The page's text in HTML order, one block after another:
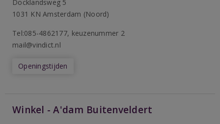
Docklandsweg 5
1031 KN Amsterdam (Noord)
Tel:085-4862177, keuzenummer 2
mail@vindict.nl
Openingstijden
Winkel - A'dam Buitenveldert